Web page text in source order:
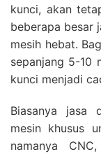
kunci, akan
beberapa besar
mesih hebat.
sepanjang 5-10
kunci menjadi
Biasanya jasa
mesin khusus
namanya